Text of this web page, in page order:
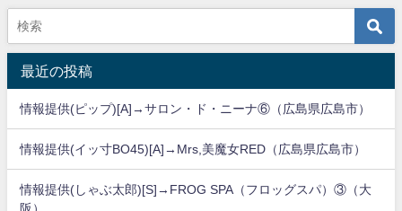
最近の投稿
情報提供(ピップ)[A]→サロン・ド・ニーナ⑥（広島県広島市）
情報提供(イッ寸BO45)[A]→Mrs,美魔女RED（広島県広島市）
情報提供(しゃぶ太郎)[S]→FROG SPA（フロッグスパ）③（大
阪）